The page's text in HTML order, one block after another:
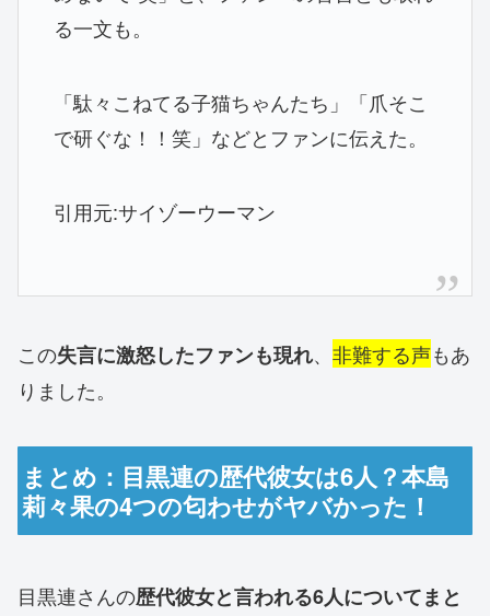
る一文も。
「駄々こねてる子猫ちゃんたち」「爪そこ
で研ぐな！！笑」などとファンに伝えた。
引用元:サイゾーウーマン
この失言に激怒したファンも現れ、 非難する声もあ
りました。
まとめ：目黒連の歴代彼女は6人？本島
莉々果の4つの匂わせがヤバかった！
目黒連さんの歴代彼女と言われる6人についてまと